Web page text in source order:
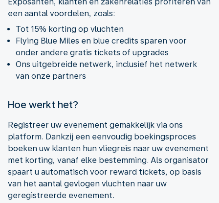
een aantal voordelen, zoals:
Tot 15% korting op vluchten
Flying Blue Miles en blue credits sparen voor
onder andere gratis tickets of upgrades
Ons uitgebreide netwerk, inclusief het netwerk
van onze partners
Hoe werkt het?
Registreer uw evenement gemakkelijk via ons
platform. Dankzij een eenvoudig boekingsproces
boeken uw klanten hun vliegreis naar uw evenement
met korting, vanaf elke bestemming. Als organisator
spaart u automatisch voor reward tickets, op basis
van het aantal gevlogen vluchten naar uw
geregistreerde evenement.